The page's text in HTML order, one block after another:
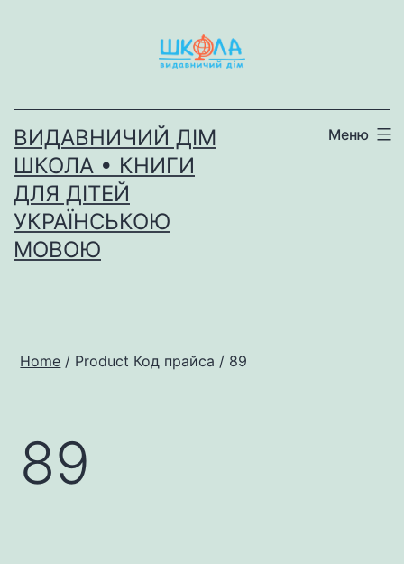
ВИДАВНИЧИЙ ДІМ
ШКОЛА • КНИГИ
ДЛЯ ДІТЕЙ
УКРАЇНСЬКОЮ
МОВОЮ
Меню
Home / Product Код прайса / 89
89